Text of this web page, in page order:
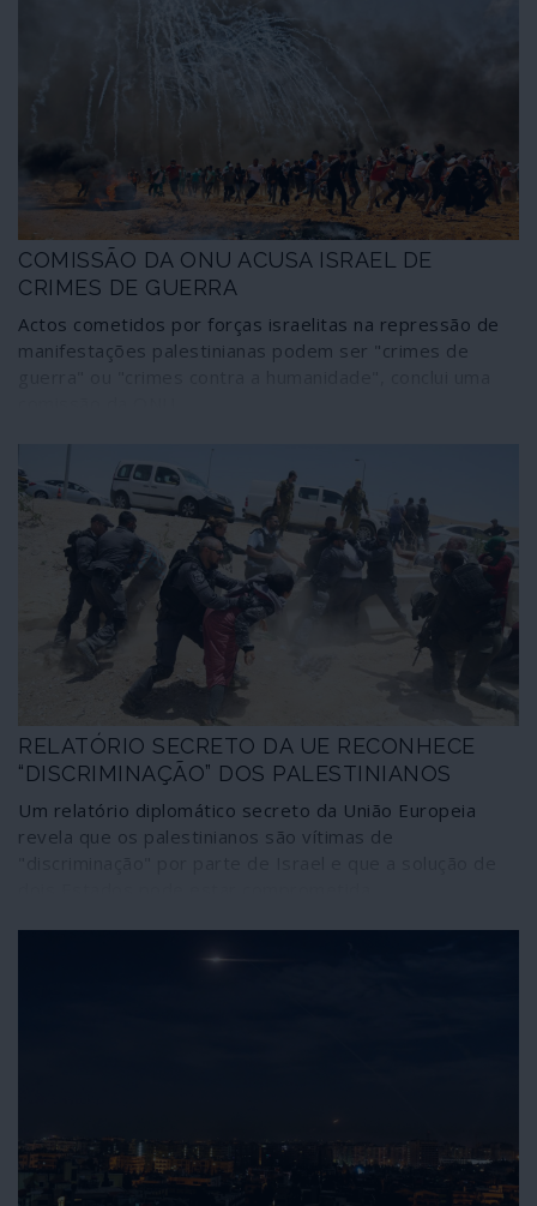
COMISSÃO DA ONU ACUSA ISRAEL DE
CRIMES DE GUERRA
Actos cometidos por forças israelitas na repressão de
manifestações palestinianas podem ser "crimes de
RELATÓRIO SECRETO DA UE RECONHECE
“DISCRIMINAÇÃO” DOS PALESTINIANOS
Um relatório diplomático secreto da União Europeia
revela que os palestinianos são vítimas de